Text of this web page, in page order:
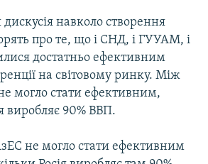
дискусія навколо створення
про те, що і СНД, і ГУУАМ, і
достатньо ефективним
на світовому ринку. Між
могло стати ефективним,
виробляє 90% ВВП.
не могло стати ефективним